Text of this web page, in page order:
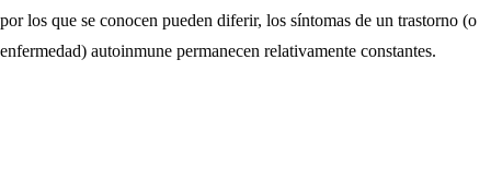
por los que se conocen pueden diferir, los síntomas de un trastorno (o
enfermedad) autoinmune permanecen relativamente constantes.